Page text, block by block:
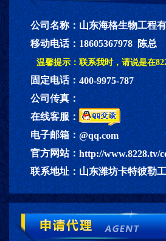
公司名称：山东海格生物工程
移动电话：18605367978 陈总
温馨提示：联系我时，请说是在
固定电话：400-9975-787
公司传真：
在线客服：
电子邮箱：@qq.com
官方网站：http://www.8228.tv/
联系地址：山东潍坊卡特彼勒